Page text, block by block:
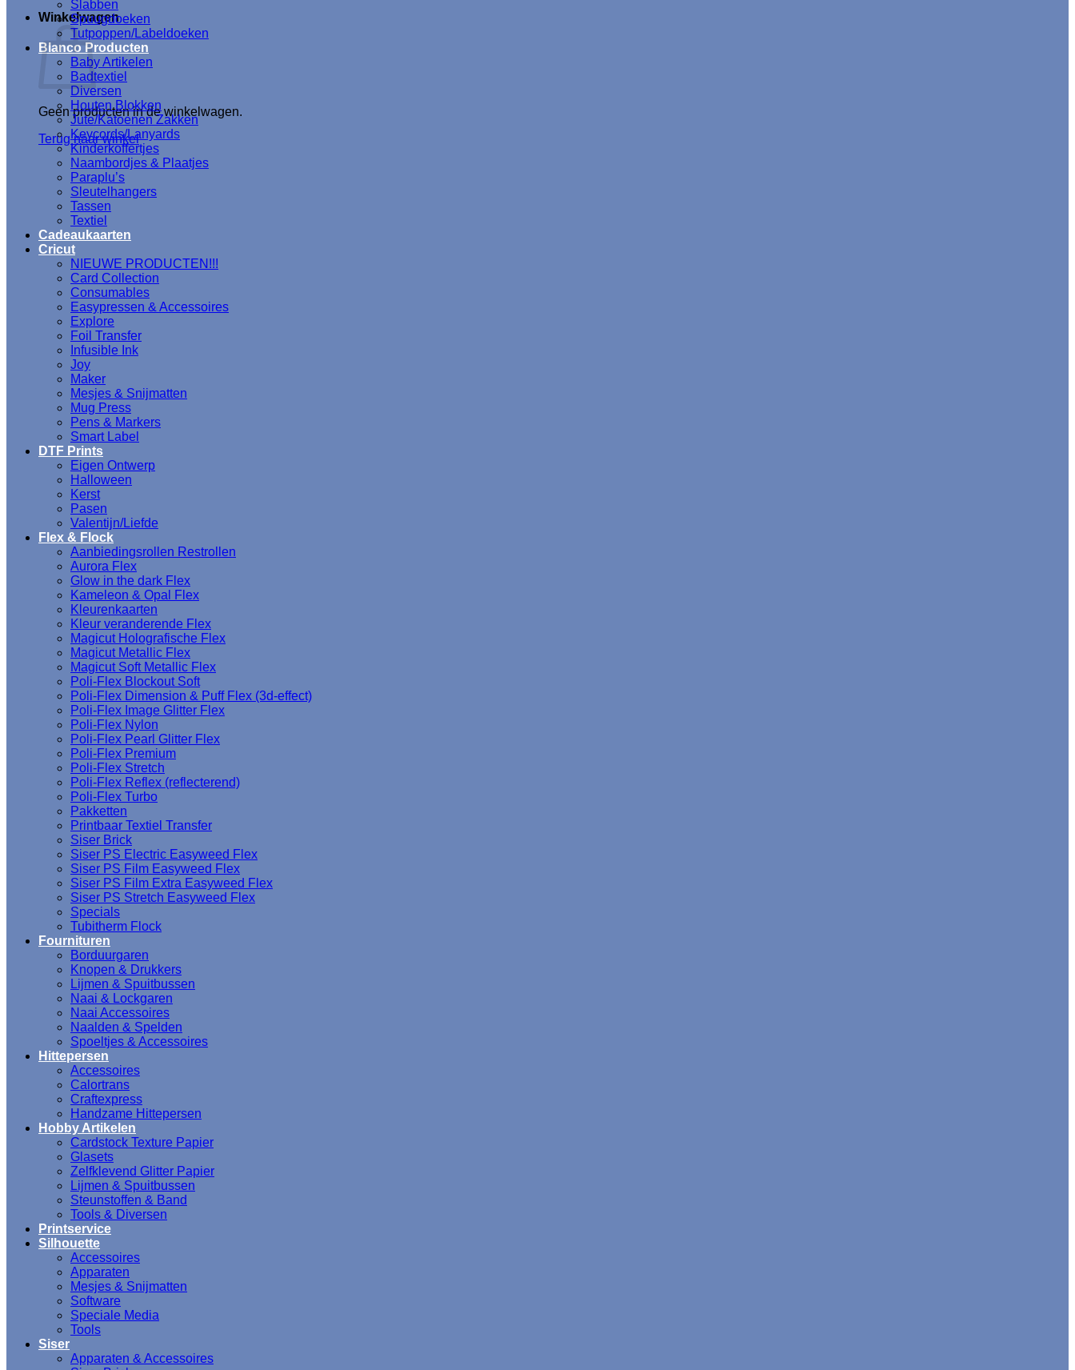
Winkelwagen
Geen producten in de winkelwagen.
Terug naar winkel
Slabben
Spuugdoeken
Tutpoppen/Labeldoeken
Blanco Producten
Baby Artikelen
Badtextiel
Diversen
Houten Blokken
Jute/Katoenen Zakken
Keycords/Lanyards
Kinderkoffertjes
Naambordjes & Plaatjes
Paraplu’s
Sleutelhangers
Tassen
Textiel
Cadeaukaarten
Cricut
NIEUWE PRODUCTEN!!!
Card Collection
Consumables
Easypressen & Accessoires
Explore
Foil Transfer
Infusible Ink
Joy
Maker
Mesjes & Snijmatten
Mug Press
Pens & Markers
Smart Label
DTF Prints
Eigen Ontwerp
Halloween
Kerst
Pasen
Valentijn/Liefde
Flex & Flock
Aanbiedingsrollen Restrollen
Aurora Flex
Glow in the dark Flex
Kameleon & Opal Flex
Kleurenkaarten
Kleur veranderende Flex
Magicut Holografische Flex
Magicut Metallic Flex
Magicut Soft Metallic Flex
Poli-Flex Blockout Soft
Poli-Flex Dimension & Puff Flex (3d-effect)
Poli-Flex Image Glitter Flex
Poli-Flex Nylon
Poli-Flex Pearl Glitter Flex
Poli-Flex Premium
Poli-Flex Stretch
Poli-Flex Reflex (reflecterend)
Poli-Flex Turbo
Pakketten
Printbaar Textiel Transfer
Siser Brick
Siser PS Electric Easyweed Flex
Siser PS Film Easyweed Flex
Siser PS Film Extra Easyweed Flex
Siser PS Stretch Easyweed Flex
Specials
Tubitherm Flock
Fournituren
Borduurgaren
Knopen & Drukkers
Lijmen & Spuitbussen
Naai & Lockgaren
Naai Accessoires
Naalden & Spelden
Spoeltjes & Accessoires
Hittepersen
Accessoires
Calortrans
Craftexpress
Handzame Hittepersen
Hobby Artikelen
Cardstock Texture Papier
Glasets
Zelfklevend Glitter Papier
Lijmen & Spuitbussen
Steunstoffen & Band
Tools & Diversen
Printservice
Silhouette
Accessoires
Apparaten
Mesjes & Snijmatten
Software
Speciale Media
Tools
Siser
Apparaten & Accessoires